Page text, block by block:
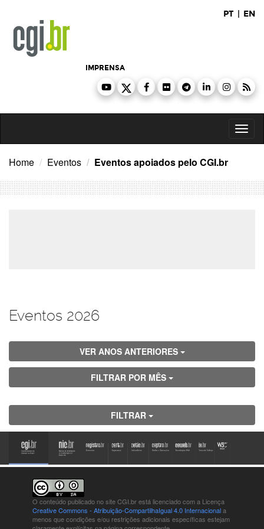
conteúdo
PT | EN
IMPRENSA
Home Eventos Eventos apoiados pelo CGI.br
Eventos 2026
VER ANOS ANTERIORES
FILTRAR POR MÊS
FILTRAR
O conteúdo publicado no site CGI.br está licenciado com a Licença
Creative Commons - Atribuição-CompartilhaIgual 4.0 Internacionala
menos que condições e/ou restrições adicionais específicas estejam